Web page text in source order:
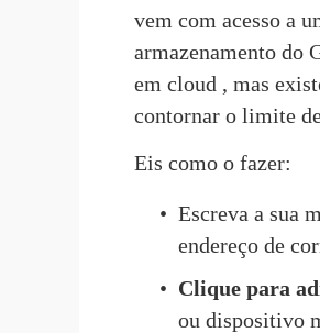
vem com acesso a
armazenamento do
em cloud , mas
contornar o limite
Eis como o fazer:
Escreva a sua
endereço de
Clique para
ou dispositivo